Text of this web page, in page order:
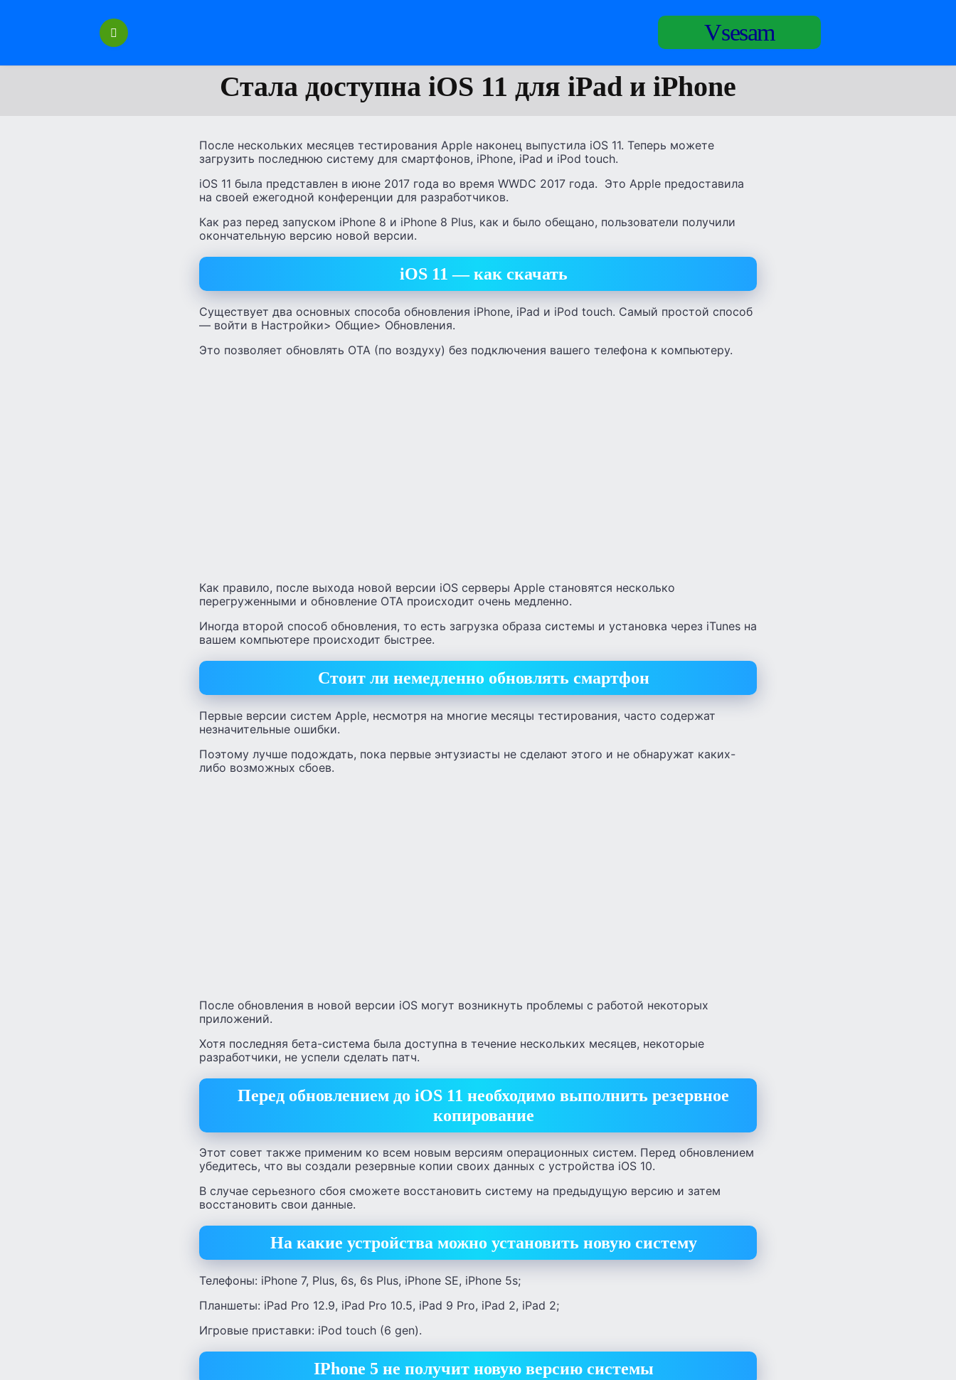
Vsesam
Стала доступна iOS 11 для iPad и iPhone
После нескольких месяцев тестирования Apple наконец выпустила iOS 11. Теперь можете
загрузить последнюю систему для смартфонов, iPhone, iPad и iPod touch.
iOS 11 была представлен в июне 2017 года во время WWDC 2017 года. Это Apple предоставила
на своей ежегодной конференции для разработчиков.
Как раз перед запуском iPhone 8 и iPhone 8 Plus, как и было обещано, пользователи получили
окончательную версию новой версии.
iOS 11 — как скачать
Существует два основных способа обновления iPhone, iPad и iPod touch. Самый простой способ
— войти в Настройки> Общие> Обновления.
Это позволяет обновлять OTA (по воздуху) без подключения вашего телефона к компьютеру.
Как правило, после выхода новой версии iOS серверы Apple становятся несколько
перегруженными и обновление OTA происходит очень медленно.
Иногда второй способ обновления, то есть загрузка образа системы и установка через iTunes на
вашем компьютере происходит быстрее.
Стоит ли немедленно обновлять смартфон
Первые версии систем Apple, несмотря на многие месяцы тестирования, часто содержат
незначительные ошибки.
Поэтому лучше подождать, пока первые энтузиасты не сделают этого и не обнаружат каких-
либо возможных сбоев.
После обновления в новой версии iOS могут возникнуть проблемы с работой некоторых
приложений.
Хотя последняя бета-система была доступна в течение нескольких месяцев, некоторые
разработчики, не успели сделать патч.
Перед обновлением до iOS 11 необходимо выполнить резервное
копирование
Этот совет также применим ко всем новым версиям операционных систем. Перед обновлением
убедитесь, что вы создали резервные копии своих данных с устройства iOS 10.
В случае серьезного сбоя сможете восстановить систему на предыдущую версию и затем
восстановить свои данные.
На какие устройства можно установить новую систему
Телефоны: iPhone 7, Plus, 6s, 6s Plus, iPhone SE, iPhone 5s;
Планшеты: iPad Pro 12.9, iPad Pro 10.5, iPad 9 Pro, iPad 2, iPad 2;
Игровые приставки: iPod touch (6 gen).
IPhone 5 не получит новую версию системы